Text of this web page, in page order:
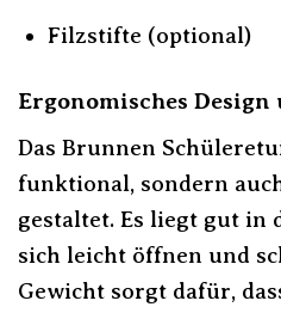
Filzstifte (optional)
Ergonomisches
Das Brunnen
funktional, sondern
gestaltet. Es liegt gut in
sich leicht öffnen und
Gewicht sorgt dafür,